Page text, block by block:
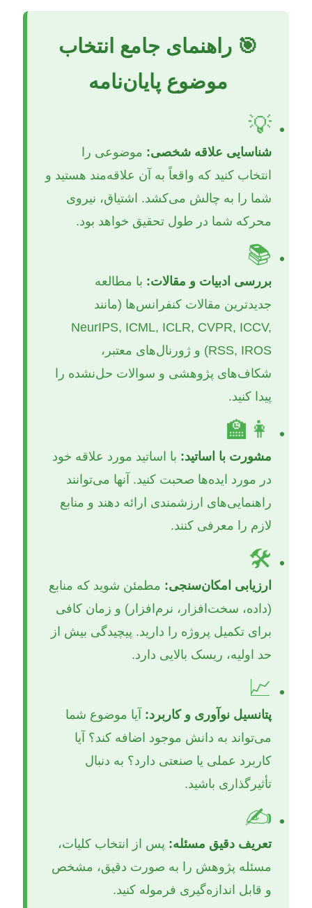
🎯 راهنمای جامع انتخاب
موضوع پایان‌نامه
💡
شناسایی علاقه شخصی: موضوعی را
انتخاب کنید که واقعاً به آن علاقه‌مند هستید و
شما را به چالش می‌کشد. اشتیاق، نیروی
محرکه شما در طول تحقیق خواهد بود.
📚
بررسی ادبیات و مقالات: با مطالعه
جدیدترین مقالات کنفرانس‌ها (مانند
NeurIPS, ICML, ICLR, CVPR, ICCV,
RSS, IROS) و ژورنال‌های معتبر،
شکاف‌های پژوهشی و سوالات حل‌نشده را
پیدا کنید.
👩‍🏫
مشورت با اساتید: با اساتید مورد علاقه خود
در مورد ایده‌ها صحبت کنید. آنها می‌توانند
راهنمایی‌های ارزشمندی ارائه دهند و منابع
لازم را معرفی کنند.
🛠️
ارزیابی امکان‌سنجی: مطمئن شوید که منابع
(داده، سخت‌افزار، نرم‌افزار) و زمان کافی
برای تکمیل پروژه را دارید. پیچیدگی بیش از
حد اولیه، ریسک بالایی دارد.
📈
پتانسیل نوآوری و کاربرد: آیا موضوع شما
می‌تواند به دانش موجود اضافه کند؟ آیا
کاربرد عملی یا صنعتی دارد؟ به دنبال
تأثیرگذاری باشید.
✍️
تعریف دقیق مسئله: پس از انتخاب کلیات،
مسئله پژوهش را به صورت دقیق، مشخص
و قابل اندازه‌گیری فرموله کنید.